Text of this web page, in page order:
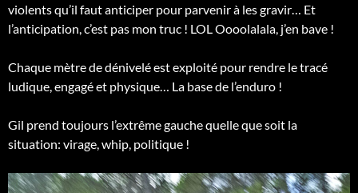
violents qu’il faut anticiper pour parvenir à les gravir… Et
l’anticipation, c’est pas mon truc ! LOL Oooolalala, j’en bave !
Chaque mètre de dénivelé est exploité pour rendre le tracé
ludique, engagé et physique… La base de l’enduro !
Gil prend toujours l’extrême gauche quelle que soit la
situation: virage, whip, politique !